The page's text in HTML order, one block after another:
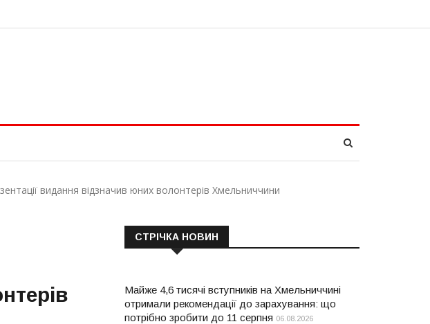
видання відзначив юних волонтерів Хмельниччини
СТРІЧКА НОВИН
Майже 4,6 тисячі вступників на Хмельниччині
отримали рекомендації до зарахування: що
потрібно зробити до 11 серпня 06.08.2026